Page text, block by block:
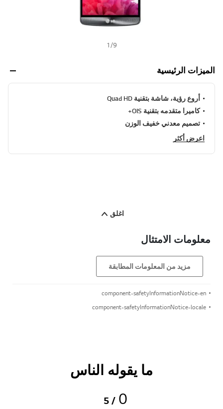
1/9
الميزات الرئيسية
أروع رؤية، شاشة بتقنية Quad HD
كاميرا متقدمه بتقنية OIS+
تصميم معدني خفيف الوزن
اعرض أكثر
اغلق
معلومات الامتثال
مزيد من المعلومات المطابقة
component-safetyInformationNotice-en
component-safetyInformationNotice-locale
ما يقوله الناس
0
/ 5